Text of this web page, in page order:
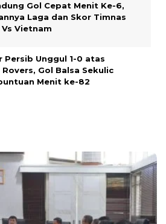
Gol Cepat Menit Ke-6,
Laga dan Skor Timnas
Vietnam
Persib Unggul 1-0 atas
Gol Balsa Sekulic
Menit ke-82